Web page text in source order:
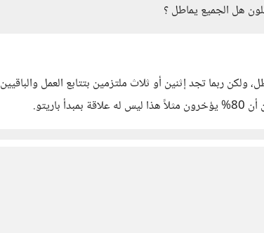
هل الجميع يماطل ؟
ربما تجد إثنين أو ثلاث ملتزمين بتتابع العمل والباقيين